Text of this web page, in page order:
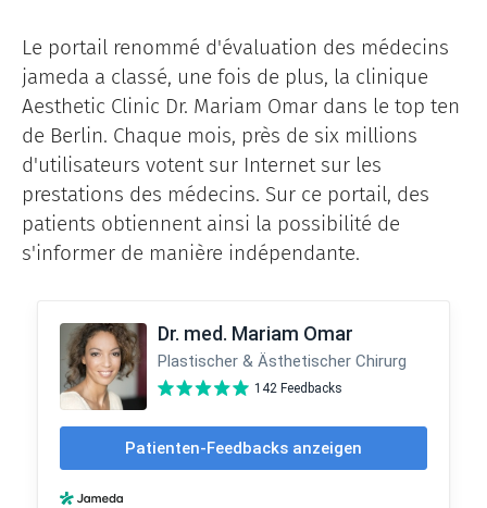
Le portail renommé d'évaluation des médecins
jameda a classé, une fois de plus, la clinique
Aesthetic Clinic Dr. Mariam Omar dans le top ten
de Berlin. Chaque mois, près de six millions
d'utilisateurs votent sur Internet sur les
prestations des médecins. Sur ce portail, des
patients obtiennent ainsi la possibilité de
s'informer de manière indépendante.